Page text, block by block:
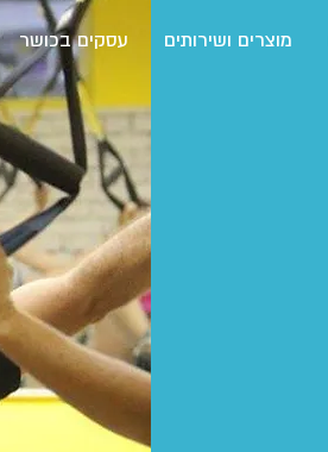
עסקים בכושר מוצרים ושירותים